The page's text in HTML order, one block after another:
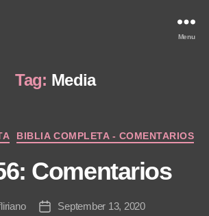
Menu
Tag: Media
Categories
BIBLIA COMPLETA - COMENTARIOS
Comentarios
PostSeptember 13, 2020